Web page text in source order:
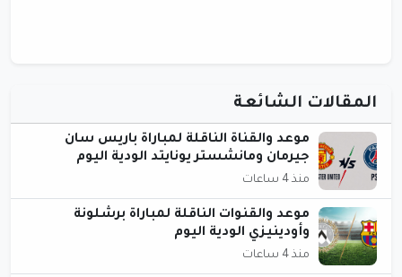
المقالات الشائعة
موعد والقناة الناقلة لمباراة باريس سان
جيرمان ومانشستر يونايتد الودية اليوم
منذ 4 ساعات
موعد والقنوات الناقلة لمباراة برشلونة
وأودينيزي الودية اليوم
منذ 4 ساعات